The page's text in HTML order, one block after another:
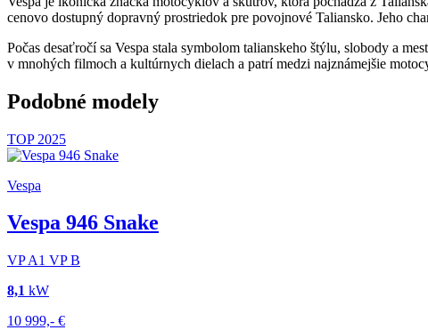
cenovo dostupný dopravný prostriedok pre povojnové Taliansko. Jeho
Počas desaťročí sa Vespa stala symbolom talianskeho štýlu, slobody a
v mnohých filmoch a kultúrnych dielach a patrí medzi najznámejšie
Podobné modely
TOP 2025
Vespa
Vespa 946 Snake
VPA1 VPB
8,1 kW
10 999,- €